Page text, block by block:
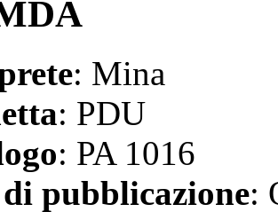
: Mina
: PDU
: PA 1016
pubblicazione: